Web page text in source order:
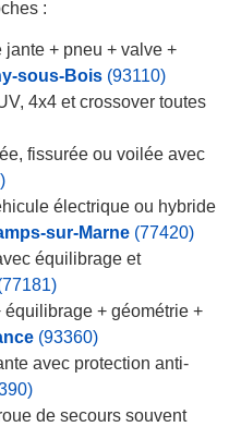
:
+ pneu + valve +
sous-Bois (93110)
4x4 et crossover toutes
fissurée ou voilée avec
électrique ou hybride
sur-Marne (77420)
équilibrage et
+ géométrie +
(93360)
avec protection anti-
de secours souvent